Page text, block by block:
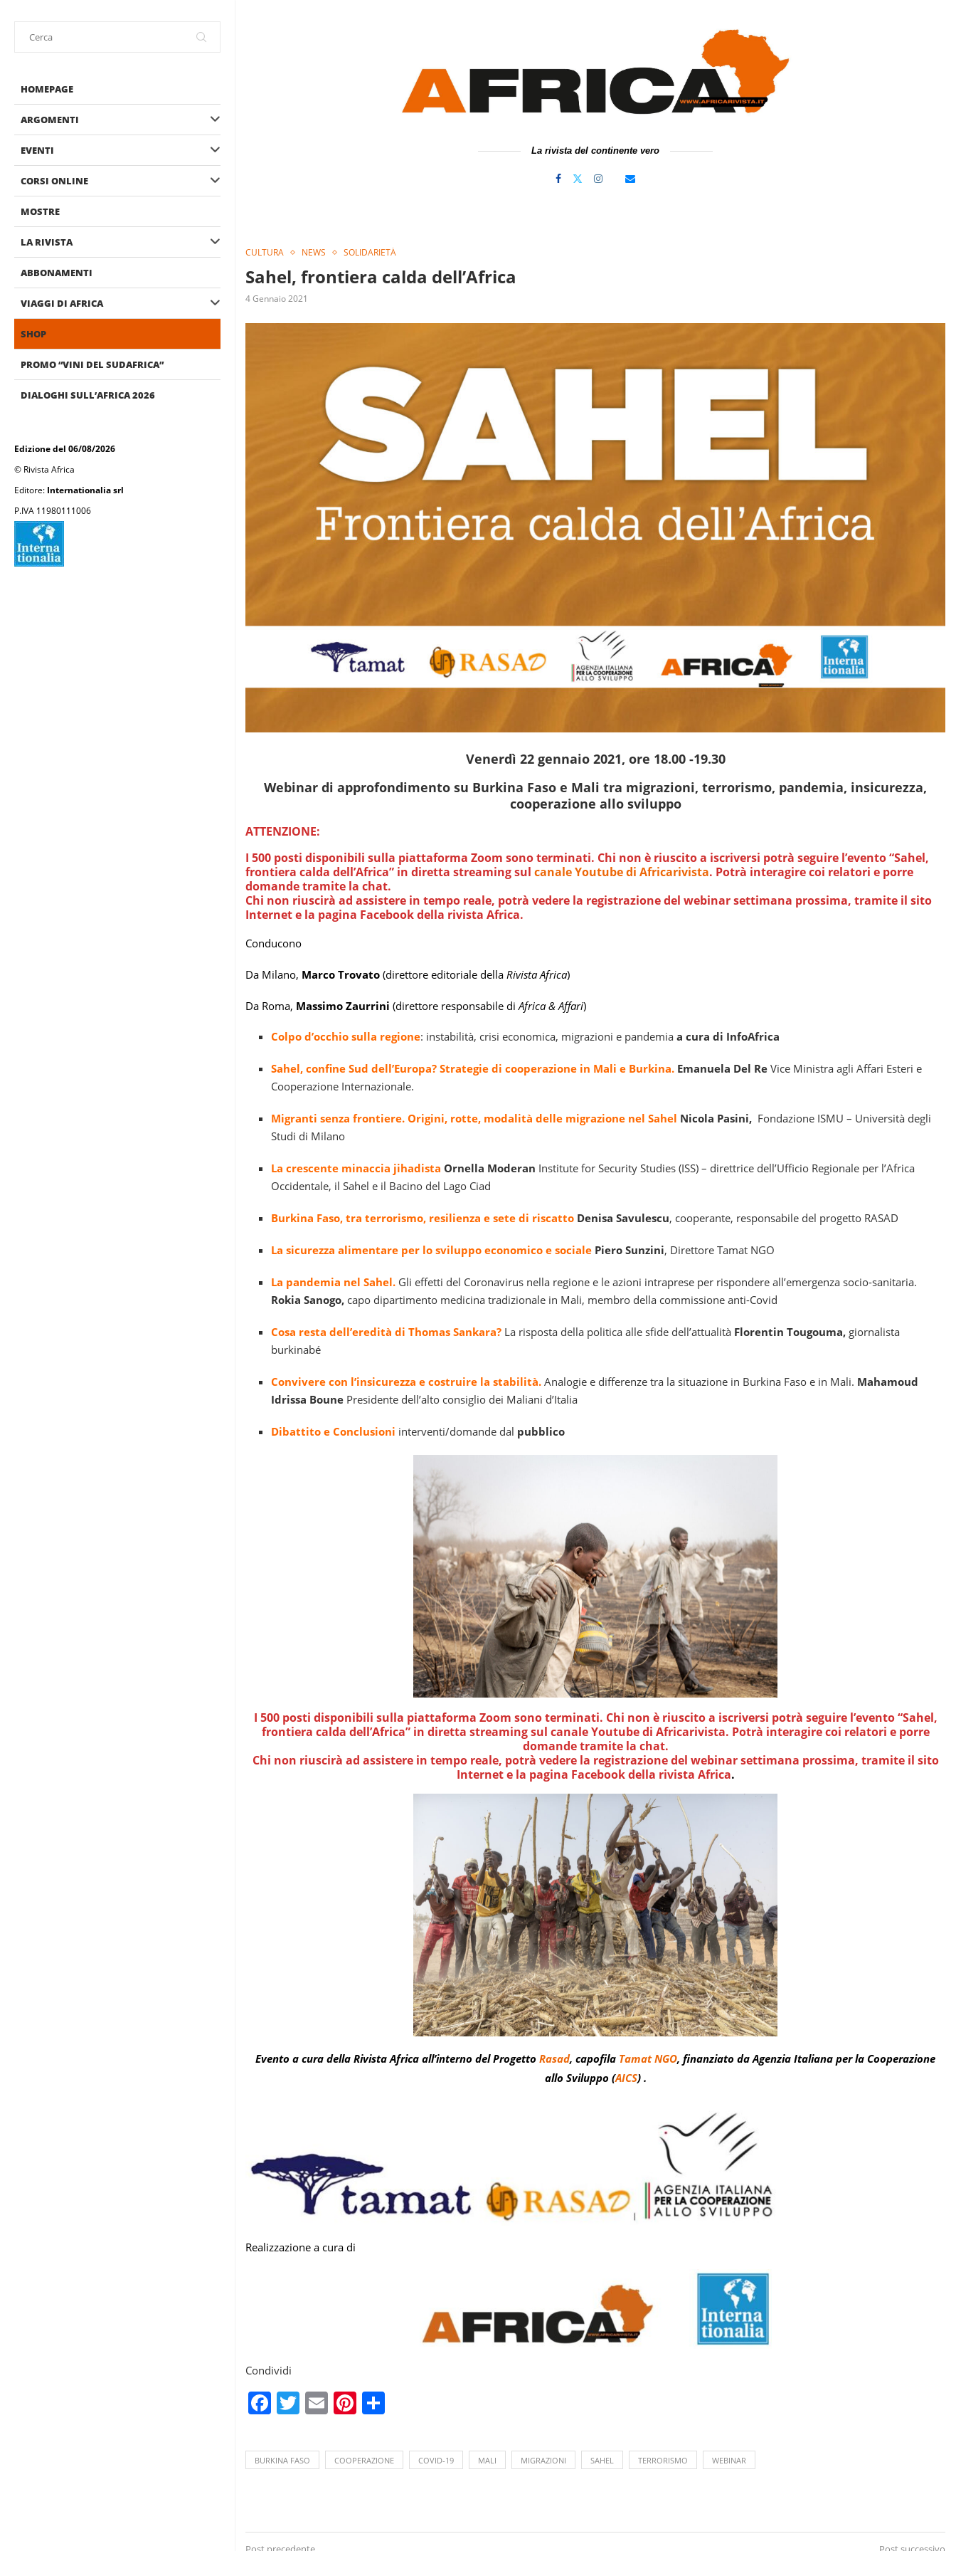
HOMEPAGE
ARGOMENTI
EVENTI
CORSI ONLINE
MOSTRE
LA RIVISTA
ABBONAMENTI
VIAGGI DI AFRICA
SHOP
PROMO “VINI DEL SUDAFRICA”
DIALOGHI SULL’AFRICA 2026
Edizione del 06/08/2026
© Rivista Africa
Editore: Internationalia srl
P.IVA 11980111006
La rivista del continente vero
CULTURA NEWS SOLIDARIETÀ
Sahel, frontiera calda dell’Africa
4 Gennaio 2021
Venerdì 22 gennaio 2021, ore 18.00 -19.30
Webinar di approfondimento su Burkina Faso e Mali tra migrazioni, terrorismo, pandemia, insicurezza,
cooperazione allo sviluppo
ATTENZIONE:
I 500 posti disponibili sulla piattaforma Zoom sono terminati. Chi non è riuscito a iscriversi potrà seguire l’evento “Sahel,
frontiera calda dell’Africa” in diretta streaming sul canale Youtube di Africarivista. Potrà interagire coi relatori e porre
domande tramite la chat.
Chi non riuscirà ad assistere in tempo reale, potrà vedere la registrazione del webinar settimana prossima, tramite il sito
Internet e la pagina Facebook della rivista Africa.
Conducono
Da Milano, Marco Trovato (direttore editoriale della Rivista Africa)
Da Roma, Massimo Zaurrini (direttore responsabile diAfrica & Affari)
Colpo d’occhio sulla regione: instabilità, crisi economica, migrazioni e pandemia a cura di InfoAfrica
Sahel, confine Sud dell’Europa? Strategie di cooperazione in Mali e Burkina. Emanuela Del Re Vice Ministra agli Affari Esteri e
Cooperazione Internazionale.
Migranti senza frontiere. Origini, rotte, modalità delle migrazione nel Sahel Nicola Pasini, Fondazione ISMU – Università degli
Studi di Milano
La crescente minaccia jihadista Ornella Moderan Institute for Security Studies (ISS) – direttrice dell’Ufficio Regionale per l’Africa
Occidentale, il Sahel e il Bacino del Lago Ciad
Burkina Faso, tra terrorismo, resilienza e sete di riscatto Denisa Savulescu, cooperante, responsabile del progetto RASAD
La sicurezza alimentare per lo sviluppo economico e sociale Piero Sunzini, Direttore Tamat NGO
La pandemia nel Sahel. Gli effetti del Coronavirus nella regione e le azioni intraprese per rispondere all’emergenza socio-sanitaria.
Rokia Sanogo, capo dipartimento medicina tradizionale in Mali, membro della commissione anti-Covid
Cosa resta dell’eredità di Thomas Sankara? La risposta della politica alle sfide dell’attualità Florentin Tougouma, giornalista
burkinabé
Convivere con l’insicurezza e costruire la stabilità. Analogie e differenze tra la situazione in Burkina Faso e in Mali. Mahamoud
Idrissa Boune Presidente dell’alto consiglio dei Maliani d’Italia
Dibattito e Conclusioni interventi/domande dal pubblico
I 500 posti disponibili sulla piattaforma Zoom sono terminati. Chi non è riuscito a iscriversi potrà seguire l’evento “Sahel,
frontiera calda dell’Africa” in diretta streaming sul canale Youtube di Africarivista. Potrà interagire coi relatori e porre
domande tramite la chat.
Chi non riuscirà ad assistere in tempo reale, potrà vedere la registrazione del webinar settimana prossima, tramite il sito
Internet e la pagina Facebook della rivista Africa.
Evento a cura della Rivista Africa all’interno del Progetto Rasad, capofila Tamat NGO, finanziato da Agenzia Italiana per la Cooperazione
allo Sviluppo (AICS) .
Realizzazione a cura di
Condividi
Facebook
Twitter
EmailPinterest
BURKINA FASO COOPERAZIONE COVID-19 MALI MIGRAZIONI SAHEL TERRORISMO WEBINAR